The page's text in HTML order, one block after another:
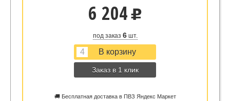
6 204 u
под заказ 6шт.
Заказ в 1 клик
🚚 Бесплатная доставка в ПВЗ Яндекс Маркет